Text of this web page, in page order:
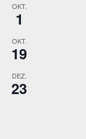
OKT.
1
OKT.
19
DEZ.
23